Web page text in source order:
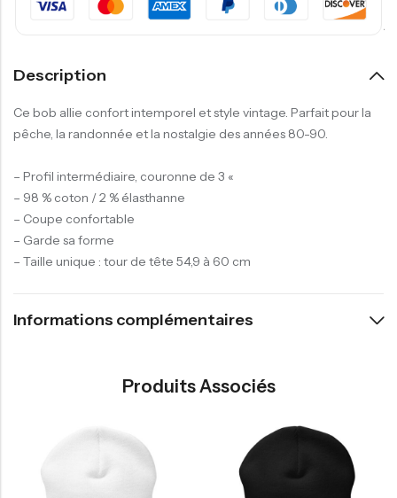
Description
Ce bob allie confort intemporel et style vintage. Parfait pour la
pêche, la randonnée et la nostalgie des années 80-90.
– Profil intermédiaire, couronne de 3 «
– 98 % coton / 2 % élasthanne
– Coupe confortable
– Garde sa forme
– Taille unique : tour de tête 54,9 à 60 cm
Informations complémentaires
Produits Associés